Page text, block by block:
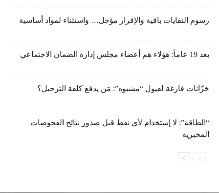
رسوم النفايات باقية والإقرار مؤجل… واستثناء لمواد أساسية
بعد 19 عاماً: هؤلاء هم أعضاء مجلس إدارة الضمان الاجتماعي
خزّانات فارغة لفيول “مشبوه”: مَن يدفع كلفة الترحيل؟
“الطاقة”: لا إستخدام لأي نفط قبل صدور نتائج الفحوصات
المخبرية